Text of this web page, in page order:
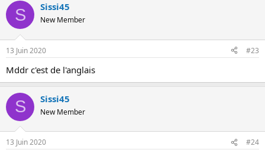
S Sissi45
New Member
13 Juin 2020 #23
Mddr c'est de l'anglais
S Sissi45
New Member
13 Juin 2020 #24